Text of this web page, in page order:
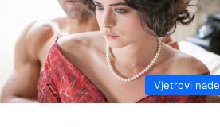
Vjetrovi nade